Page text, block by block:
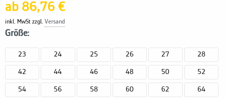
ab 86,76 €
inkl. MwSt zzgl. Versand
Größe:
23 24 25 26 27 28
42 44 46 48 50 52
54 56 58 60 62 64